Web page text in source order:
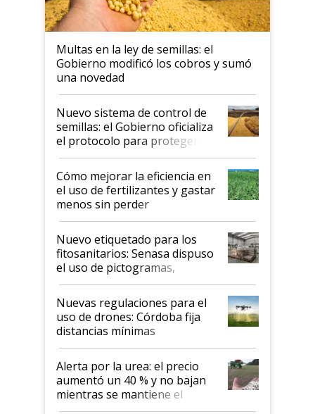
Multas en la ley de semillas: el
Gobierno modificó los cobros y sumó
una novedad
Nuevo sistema de control de
semillas: el Gobierno oficializa
el protocolo para proteger la
propiedad intelectual
Cómo mejorar la eficiencia en
el uso de fertilizantes y gastar
menos sin perder
productividad en la campaña
fina
Nuevo etiquetado para los
fitosanitarios: Senasa dispuso
el uso de pictogramas,
palabras de advertencia e
indicaciones
Nuevas regulaciones para el
uso de drones: Córdoba fija
distancias mínimas
Alerta por la urea: el precio
aumentó un 40 % y no bajan
mientras se mantiene el
conflicto en Medio Oriente